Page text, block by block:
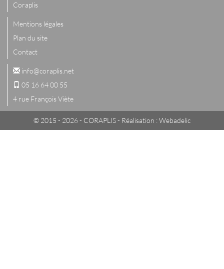
Coraplis
Mentions légales
Plan du site
Contact
info@coraplis.net
05 16 64 00 55
4 rue François Viète
© 2015 - 2026 - CORAPLIS - Réalisation :Webadelic